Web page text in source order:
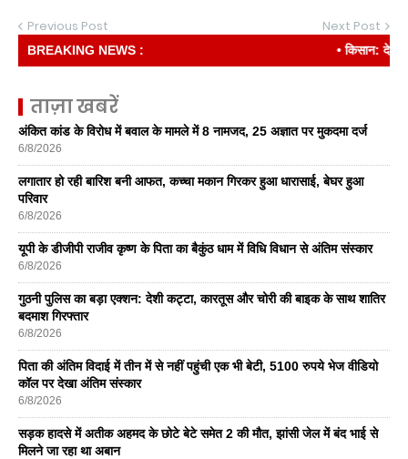
Previous Post Next Post
BREAKING NEWS : • किसान: देश की रीढ़
ताज़ा खबरें
अंकित कांड के विरोध में बवाल के मामले में 8 नामजद, 25 अज्ञात पर मुकदमा दर्ज
6/8/2026
लगातार हो रही बारिश बनी आफत, कच्चा मकान गिरकर हुआ धारासाई, बेघर हुआ
परिवार
6/8/2026
यूपी के डीजीपी राजीव कृष्ण के पिता का बैकुंठ धाम में विधि विधान से अंतिम संस्कार
6/8/2026
गुठनी पुलिस का बड़ा एक्शन: देशी कट्टा, कारतूस और चोरी की बाइक के साथ शातिर
बदमाश गिरफ्तार
6/8/2026
पिता की अंतिम विदाई में तीन में से नहीं पहुंची एक भी बेटी, 5100 रुपये भेज वीडियो
कॉल पर देखा अंतिम संस्कार
6/8/2026
सड़क हादसे में अतीक अहमद के छोटे बेटे समेत 2 की मौत, झांसी जेल में बंद भाई से
मिलने जा रहा था अबान